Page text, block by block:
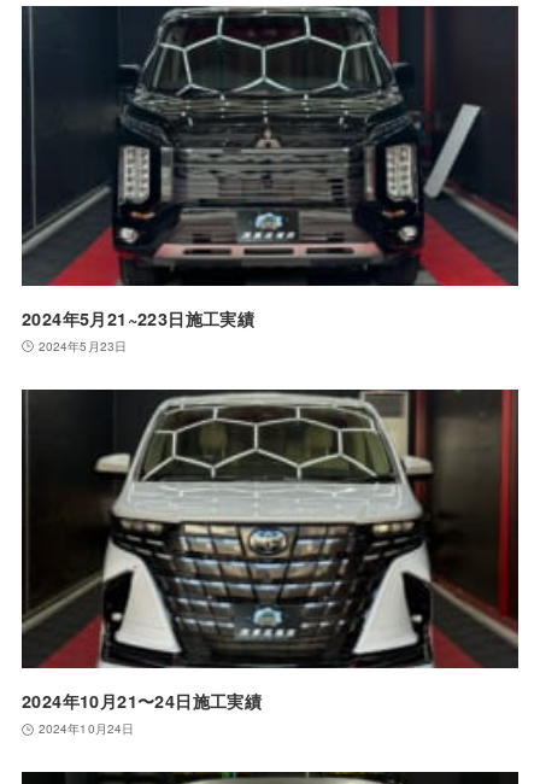
2024年5月21~223日施工実績
2024年5月23日
2024年10月21〜24日施工実績
2024年10月24日